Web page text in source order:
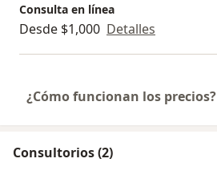
Consulta en línea
Desde $1,000 Detalles
¿Cómo funcionan los precios?
Consultorios (2)